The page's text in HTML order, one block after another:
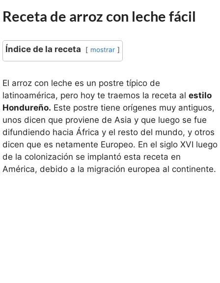
Receta de arroz con leche fácil
Índice de la receta mostrar
El arroz con leche es un postre típico de
latinoamérica, pero hoy te traemos la receta al estilo
Hondureño. Este postre tiene orígenes muy antiguos,
unos dicen que proviene de Asia y que luego se fue
difundiendo hacia África y el resto del mundo, y otros
dicen que es netamente Europeo. En el siglo XVI luego
de la colonización se implantó esta receta en
América, debido a la migración europea al continente.